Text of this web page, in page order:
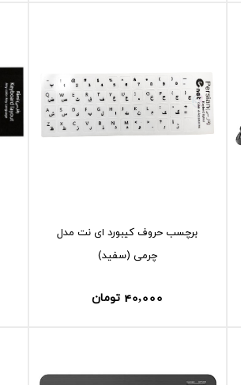
برچسب حروف کيبورد ای نت مدل
چرمی (سفيد)
40,000 تومان